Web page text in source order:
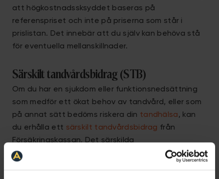
att högkostnadssksyddet baseras på
referenspriset och inte på priserna som står i
prislistan. Det innebär att du själv kan behöva stå
för eventuella mellanskillnader.
Särskilt tandvårdsbidrag (STB)
Om du har en sjukdom eller funktionsnedsättning
som medför ett ökat behov av tandvård, eller som
på annat sätt bedöms riskera din tandhälsa, kan
du erhålla ett särskilt tandvårdsbidrag från
Försäkringskassan. Det särskilda
tandvårdsbidraget ska användas i ett profylaktiskt